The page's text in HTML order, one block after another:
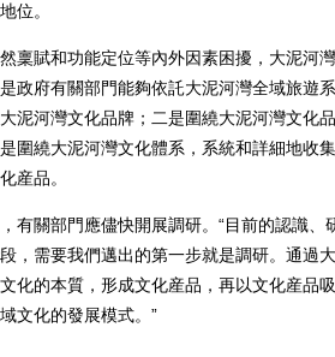
位。
賦和功能定位等內外因素困擾，大泥河灣
政府有關部門能夠依託大泥河灣全域旅遊
泥河灣文化品牌；二是圍繞大泥河灣文化
圍繞大泥河灣文化體系，系統和詳細地收
産品。
關部門應儘快開展調研。“目前的認識、
，需要我們邁出的第一步就是調研。通過
化的本質，形成文化産品，再以文化産品
文化的發展模式。”